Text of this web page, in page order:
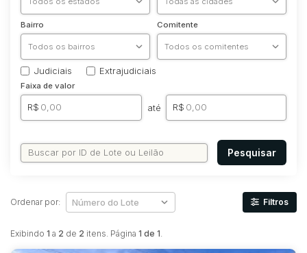
Bairro Comitente
Judiciais Extrajudiciais
Faixa de valor
R$ até R$
Pesquisar
Exibindo 1 a 2 de 2 itens. Página 1 de 1.
Ordenar por: Filtros